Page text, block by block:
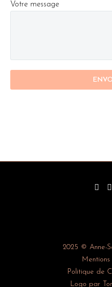
Votre message
2025 © Anne-
Politique de
Logo par